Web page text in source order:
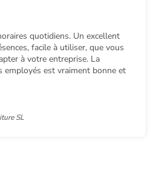
quotidiens. Un excellent
facile à utiliser, que vous
à votre entreprise. La
employés est vraiment bonne et
SL